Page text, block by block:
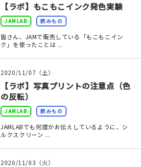
【ラボ】もこもこインク発色実験
JAMLAB 読みもの
皆さん、JAMで販売している「もこもこイン
ク」を使ったことは ...
2020/11/07（土）
【ラボ】写真プリントの注意点（色
の反転）
JAMLAB 読みもの
JAMLABでも何度かお伝えしているように、シ
ルクスクリーン ...
2020/11/03（火）